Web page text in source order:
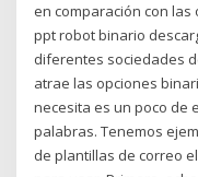
en comparación con
ppt robot binario
diferentes sociedades
atrae las opciones
necesita es un poco de
palabras. Tenemos
de plantillas de correo